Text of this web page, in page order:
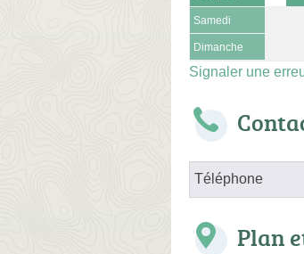
Samedi
Dimanche
Signaler une
Téléphone
Plan